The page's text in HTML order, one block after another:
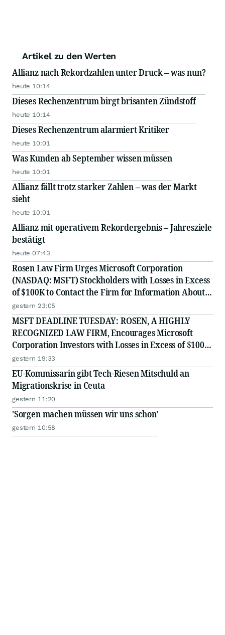
Artikel zu den Werten
Allianz nach Rekordzahlen unter Druck – was nun?
heute 10:14
Dieses Rechenzentrum birgt brisanten Zündstoff
heute 10:14
Dieses Rechenzentrum alarmiert Kritiker
heute 10:01
Was Kunden ab September wissen müssen
heute 10:01
Allianz fällt trotz starker Zahlen – was der Markt
sieht
heute 10:01
Allianz mit operativem Rekordergebnis – Jahresziele
bestätigt
heute 07:43
Rosen Law Firm Urges Microsoft Corporation
(NASDAQ: MSFT) Stockholders with Losses in Excess
of $100K to Contact the Firm for Information About
Their Rights
gestern 23:05
MSFT DEADLINE TUESDAY: ROSEN, A HIGHLY
RECOGNIZED LAW FIRM, Encourages Microsoft
Corporation Investors with Losses in Excess of $100K
to Secure Counsel Before Important August 11
Deadline in Securities Class Action - MSFT
gestern 19:33
EU-Kommissarin gibt Tech-Riesen Mitschuld an
Migrationskrise in Ceuta
gestern 11:20
'Sorgen machen müssen wir uns schon'
gestern 10:58